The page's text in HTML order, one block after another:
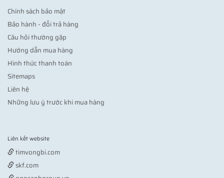
Chính sách bảo mật
Bảo hành - đổi trả hàng
Câu hỏi thường gặp
Hướng dẫn mua hàng
Hình thức thanh toán
Sitemaps
Liên hệ
Những lưu ý trước khi mua hàng
Liên kết website
timvongbi.com
skf.com